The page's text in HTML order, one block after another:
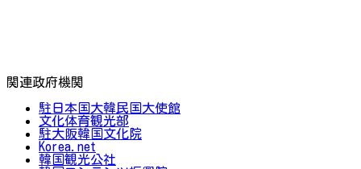
関連政府機関
駐日本国大韓民国大使館
文化体育観光部
駐大阪韓国文化院
Korea.net
韓国観光公社